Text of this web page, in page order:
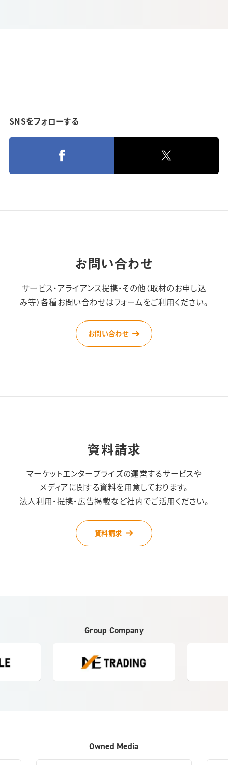
SNSをフォローする
お問い合わせ
サービス・アライアンス提携・その他（取材のお申し込
み等）各種お問い合わせはフォームをご利用ください。
お問い合わせ
資料請求
マーケットエンタープライズの運営するサービスや
メディアに関する資料を用意しております。
法人利用・提携・広告掲載など社内でご活用ください。
資料請求
Group Company
Owned Media